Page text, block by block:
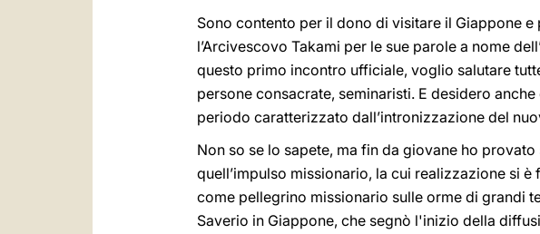
Sono contento per il dono di visitare il Giappone
l’Arcivescovo Takami per le sue parole a nome
questo primo incontro ufficiale, voglio salutare
persone consacrate, seminaristi. E desidero
periodo caratterizzato dall’intronizzazione del
Non so se lo sapete, ma fin da giovane ho
quell’impulso missionario, la cui realizzazione si
come pellegrino missionario sulle orme di grandi
Saverio in Giappone, che segnò l'inizio della